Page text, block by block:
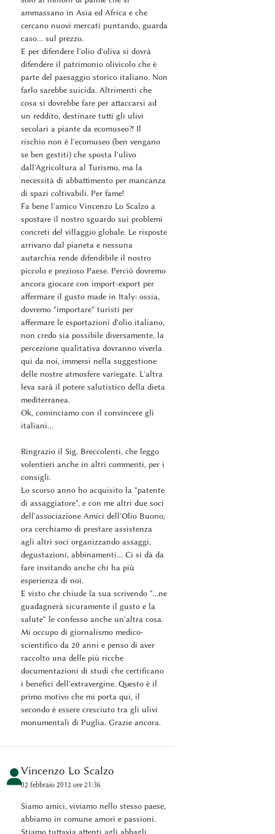
ammassano in Asia ed Africa e che
cercano nuovi mercati puntando, guarda
caso... sul prezzo.
E per difendere l'olio d'oliva si dovrà
difendere il patrimonio olivicolo che è
parte del paesaggio storico italiano. Non
farlo sarebbe suicida. Altrimenti che
cosa si dovrebbe fare per attaccarsi ad
un reddito, destinare tutti gli ulivi
secolari a piante da ecomuseo?! Il
rischio non è l'ecomuseo (ben vengano
se ben gestiti) che sposta l'ulivo
dall'Agricoltura al Turismo, ma la
necessità di abbattimento per mancanza
di spazi coltivabili. Per fame!
Fa bene l'amico Vincenzo Lo Scalzo a
spostare il nostro sguardo sui problemi
concreti del villaggio globale. Le risposte
arrivano dal pianeta e nessuna
autarchia rende difendibile il nostro
piccolo e prezioso Paese. Perciò dovremo
ancora giocare con import-export per
affermare il gusto made in Italy: ossia,
dovremo "importare" turisti per
affermare le esportazioni d'olio italiano,
non credo sia possibile diversamente, la
percezione qualitativa dovranno viverla
qui da noi, immersi nella suggestione
delle nostre atmosfere variegate. L'altra
leva sarà il potere salutistico della dieta
mediterranea.
Ok, cominciamo con il convincere gli
italiani...
Ringrazio il Sig. Breccolenti, che leggo
volentieri anche in altri commenti, per i
consigli.
Lo scorso anno ho acquisito la "patente
di assaggiatore", e con me altri due soci
dell'associazione Amici dell'Olio Buono;
ora cerchiamo di prestare assistenza
agli altri soci organizzando assaggi,
degustazioni, abbinamenti... Ci si dà da
fare invitando anche chi ha più
esperienza di noi.
E visto che chiude la sua scrivendo "...ne
guadagnerà sicuramente il gusto e la
salute" le confesso anche un'altra cosa.
Mi occupo di giornalismo medico-
scientifico da 20 anni e penso di aver
raccolto una delle più ricche
documentazioni di studi che certificano
i benefici dell'extravergine. Questo è il
primo motivo che mi porta qui, il
secondo è essere cresciuto tra gli ulivi
monumentali di Puglia. Grazie ancora.
Vincenzo Lo Scalzo
02 febbraio 2012 ore 21:36
Siamo amici, viviamo nello stesso paese,
abbiamo in comune amori e passioni.
Stiamo tuttavia attenti agli abbagli.